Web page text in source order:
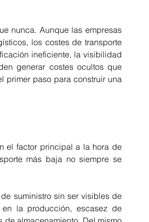
nunca. Aunque las empresas
los costes de transporte
ineficiente, la visibilidad
generar costes ocultos que
primer paso para construir una
el factor principal a la hora de
más baja no siempre se
suministro sin ser visibles de
la producción, escasez de